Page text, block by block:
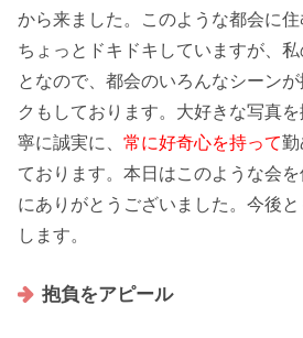
から来ました。このような都会に住
ちょっとドキドキしていますが、
と なので、都会のいろんなシーン
クもしております。大好きな写真
寧に誠実に、 常に好奇心を持って勤
ております。本日はこのような会
にありがとうございました。今後と
します。
抱負をアピール